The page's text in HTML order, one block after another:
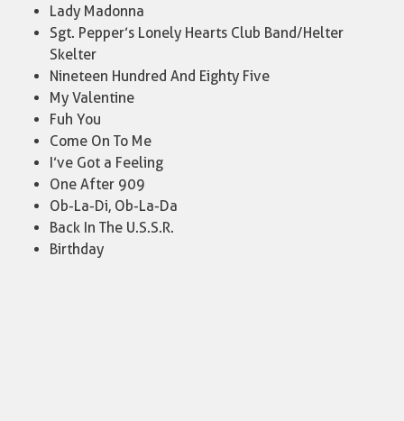
Lady Madonna
Sgt. Pepper’s Lonely Hearts Club Band/Helter
Skelter
Nineteen Hundred And Eighty Five
My Valentine
Fuh You
Come On To Me
I’ve Got a Feeling
One After 909
Ob-La-Di, Ob-La-Da
Back In The U.S.S.R.
Birthday